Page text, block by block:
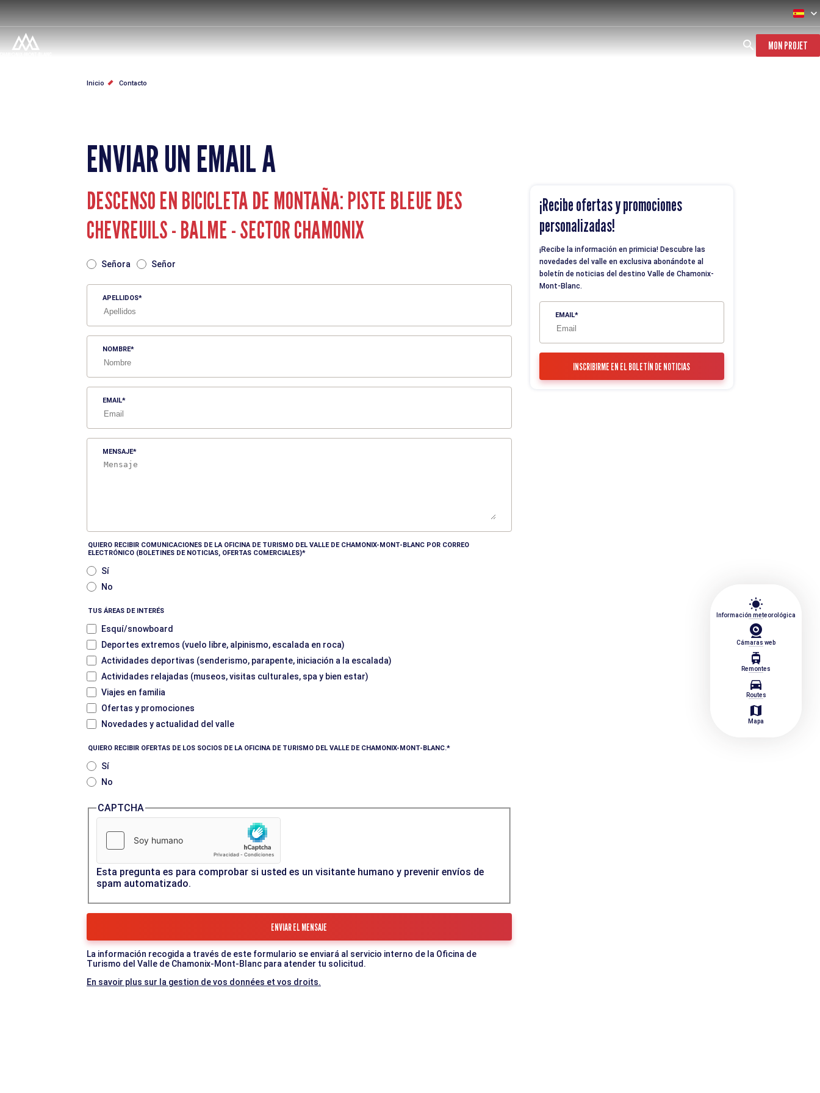
contenido
principal
wb_sunny
Información meteorológica
Cámaras web
tram
Remontes
directions_car
Routes
map
Mapa
MON PROJET
SOBRESCRIBIR
AYUDA
NAVEGACIÓN
Inicio Contacto
ENVIAR UN EMAIL A
DESCENSO EN BICICLETA DE MONTAÑA: PISTE BLEUE DES
CHEVREUILS - BALME - SECTOR CHAMONIX
Señora Señor
APELLIDOS
NOMBRE
EMAIL
MENSAJE
QUIERO RECIBIR COMUNICACIONES DE LA OFICINA DE TURISMO DEL VALLE DE CHAMONIX-MONT-BLANC POR CORREO
ELECTRÓNICO (BOLETINES DE NOTICIAS, OFERTAS COMERCIALES)
Sí
No
TUS ÁREAS DE INTERÉS
Esquí/snowboard
Deportes extremos (vuelo libre, alpinismo, escalada en roca)
Actividades deportivas (senderismo, parapente, iniciación a la escalada)
Actividades relajadas (museos, visitas culturales, spa y bien estar)
Viajes en familia
Ofertas y promociones
Novedades y actualidad del valle
QUIERO RECIBIR OFERTAS DE LOS SOCIOS DE LA OFICINA DE TURISMO DEL VALLE DE CHAMONIX-MONT-BLANC.
Sí
No
CAPTCHA
Esta pregunta es para comprobar si usted es un visitante humano y prevenir envíos de
spam automatizado.
La información recogida a través de este formulario se enviará al servicio interno de la Oficina de
Turismo del Valle de Chamonix-Mont-Blanc para atender tu solicitud.
En savoir plus sur la gestion de vos données et vos droits.
¡Recibe ofertas y promociones
personalizadas!
¡Recibe la información en primicia! Descubre las
novedades del valle en exclusiva abonándote al
boletín de noticias del destino Valle de Chamonix-
Mont-Blanc.
EMAIL